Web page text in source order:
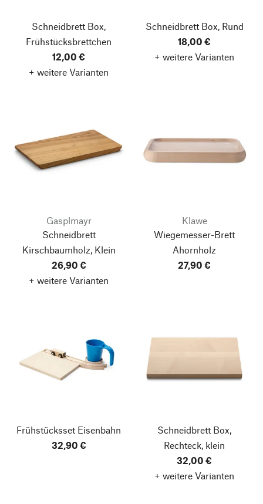
Schneidbrett Box,
Frühstücksbrettchen
12,00 €
+ weitere Varianten
Schneidbrett Box, Rund
18,00 €
+ weitere Varianten
Gasplmayr
Schneidbrett
Kirschbaumholz, Klein
26,90 €
+ weitere Varianten
Klawe
Wiegemesser-Brett
Ahornholz
27,90 €
Frühstücksset Eisenbahn
32,90 €
Schneidbrett Box,
Rechteck, klein
32,00 €
+ weitere Varianten